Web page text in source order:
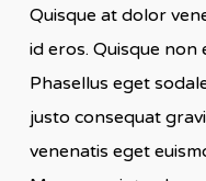
Quisque at dolor
id eros. Quisque non
Phasellus eget
justo consequat
venenatis eget